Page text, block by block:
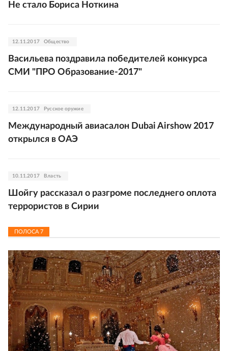
Не стало Бориса Ноткина
12.11.2017 Общество
Васильева поздравила победителей конкурса
СМИ "ПРО Образование-2017"
12.11.2017 Русское оружие
Международный авиасалон Dubai Airshow 2017
открылся в ОАЭ
10.11.2017 Власть
Шойгу рассказал о разгроме последнего оплота
террористов в Сирии
ПОЛОСА7